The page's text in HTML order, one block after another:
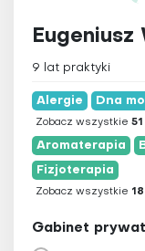
9 lat praktyki
Alergie Dna
Zobacz wszystkie 51
Aromaterapia
Fizjoterapia
Zobacz wszystkie 18
Gabinet